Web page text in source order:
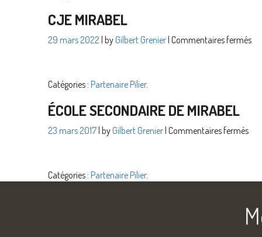
CJE MIRABEL
29 mars 2022 | by Gilbert Grenier Commentaires ferméssur
Catégories : Partenaire Pilier.
ÉCOLE SECONDAIRE DE MIRABEL
23 mars 2017 | by Gilbert Grenier Commentaires ferméssur
Catégories : Partenaire Pilier.